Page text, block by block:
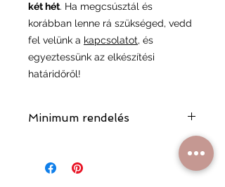
két hét. Ha megcsúsztál és
korábban lenne rá szükséged, vedd
fel velünk a kapcsolatot, és
egyeztessünk az elkészítési
határidőről!
Minimum rendelés
A minimum rendelési összeg 17 000
fenntarthassuk a minőségi